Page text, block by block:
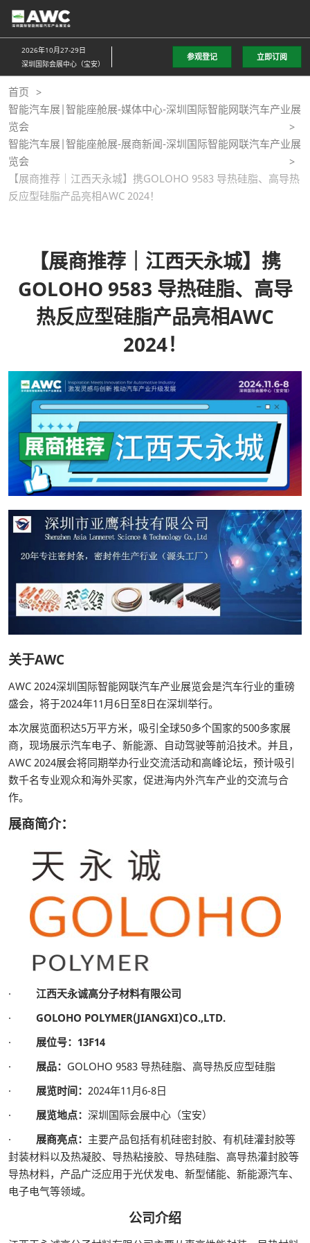
直
接
跳
至
内
容
2026年10月27-29日
深圳国际会展中心（宝安）
参观登记 立即订阅
首页
智能汽车展|智能座舱展-媒体中心-深圳国际智能网联汽车产业展
览会
智能汽车展|智能座舱展-展商新闻-深圳国际智能网联汽车产业展
览会
【展商推荐｜江西天永城】携GOLOHO 9583 导热硅脂、高导热
反应型硅脂产品亮相AWC 2024！
【展商推荐｜江西天永城】携
GOLOHO 9583 导热硅脂、高导
热反应型硅脂产品亮相AWC
2024！
关于AWC
AWC 2024深圳国际智能网联汽车产业展览会是汽车行业的重磅
盛会，将于2024年11月6日至8日在深圳举行。
本次展览面积达5万平方米，吸引全球50多个国家的500多家展
商，现场展示汽车电子、新能源、自动驾驶等前沿技术。并且，
AWC 2024展会将同期举办行业交流活动和高峰论坛，预计吸引
数千名专业观众和海外买家，促进海内外汽车产业的交流与合
作。
展商简介：
· 江西天永诚高分子材料有限公司
· GOLOHO POLYMER(JIANGXI)CO.,LTD.
· 展位号：13F14
· 展品： GOLOHO 9583 导热硅脂、高导热反应型硅脂
· 展览时间： 2024年11月6-8日
· 展览地点： 深圳国际会展中心（宝安）
· 展商亮点： 主要产品包括有机硅密封胶、有机硅灌封胶等
封装材料以及热凝胶、导热粘接胶、导热硅脂、高导热灌封胶等
导热材料，产品广泛应用于光伏发电、新型储能、新能源汽车、
电子电气等领域。
公司介绍